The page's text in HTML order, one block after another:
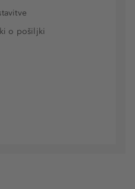
o pošiljki